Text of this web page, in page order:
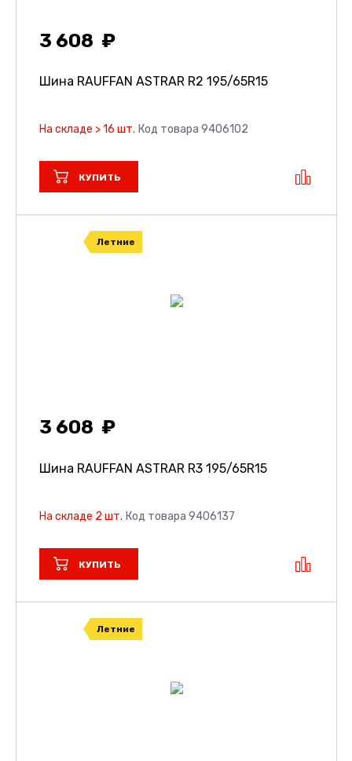
3 608
Шина RAUFFAN ASTRAR R2 195/65R15
На складе > 16 шт. Код товара 9406102
КУПИТЬ
Летние
3 608
Шина RAUFFAN ASTRAR R3 195/65R15
На складе 2 шт. Код товара 9406137
КУПИТЬ
Летние